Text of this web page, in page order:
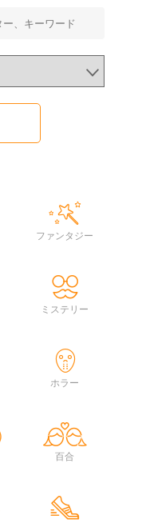
ファンタジー
ミステリー
ホラー
百合